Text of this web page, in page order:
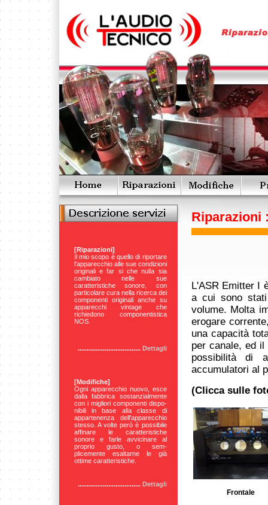
[Riparazioni]
Il mio scopo è quello di riportare
l'apparecchio alle sue condizioni
originali e far si che nulla sia
cambiato nelle sue
caratteristiche sonore, con
particolare cura nella ricerca dei
componenti originali anche su
apparecchi vintage che
richiedono componentistica
NOS.
................................... Dettagli
[Modifiche]
Ogni apparecchio nuovo, esce
dalla fabbrica sostanzialmente
con i migliori componenti dispo-
nibili in base alla classe di
appartenenza dell'apparecchio
stesso. A volte però è possibile
affinare le caratteristiche
sonore e farle avvicinare al
proprio gusto, o sem-
plicemente esaltarne le già
ottime caratteristiche.
................................... Dettagli
Riparazioni
L'ASR Emitter I
a cui sono
volume. Molta
erogare
una capacità
per canale, ed
possibilità di
accumulatori al
(Clicca sulle
Frontale